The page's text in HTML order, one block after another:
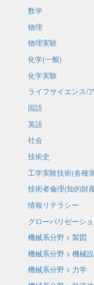
数学
物理
物理実験
化学(一般)
化学実験
ライフサイエンス/
国語
英語
社会
技術史
工学実験技術(各種
技術者倫理(知的財
情報リテラシー
グローバリゼーシ
機械系分野 > 製図
機械系分野 > 機械
機械系分野 > 力学